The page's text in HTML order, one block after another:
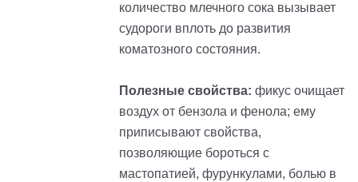
количество млечного сока вызывает
судороги вплоть до развития
коматозного состояния.
Полезные свойства: фикус очищает
воздух от бензола и фенола; ему
приписывают свойства,
позволяющие бороться с
мастопатией, фурункулами, болью в